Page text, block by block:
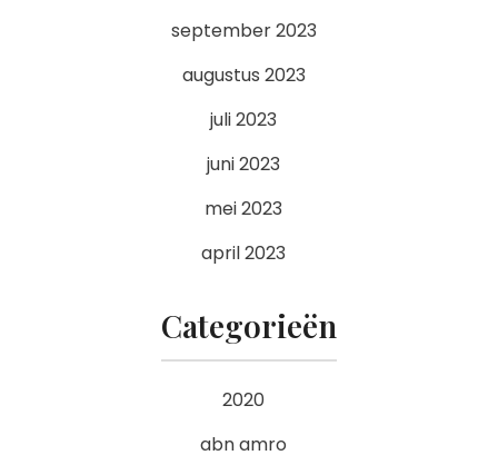
september 2023
augustus 2023
juli 2023
juni 2023
mei 2023
april 2023
Categorieën
2020
abn amro